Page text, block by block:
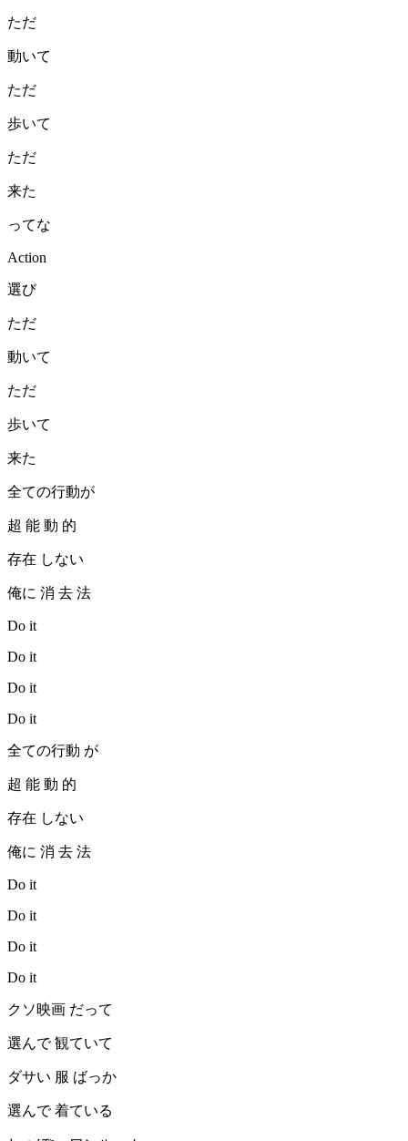
ただ
動いて
ただ
歩いて
ただ
来た
ってな
Action
選び
ただ
動いて
ただ
歩いて
来た
全ての行動が
超 能 動 的
存在 しない
俺に 消 去 法
Do it
Do it
Do it
Do it
全ての行動 が
超 能 動 的
存在 しない
俺に 消 去 法
Do it
Do it
Do it
Do it
クソ映画 だって
選んで 観ていて
ダサい 服 ばっか
選んで 着ている